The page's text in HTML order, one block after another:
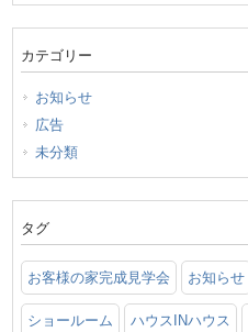
カテゴリー
お知らせ
広告
未分類
タグ
お客様の家完成見学会 お知らせ
ショールーム ハウスINハウス